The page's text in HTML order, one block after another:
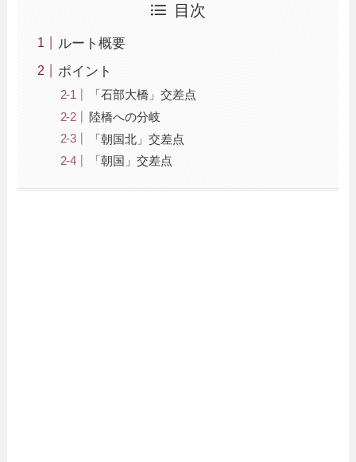
目次
ルート概要
ポイント
「石部大橋」交差点
陸橋への分岐
「朝国北」交差点
「朝国」交差点